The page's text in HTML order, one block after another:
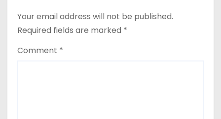
Your email address will not be published.
Required fields are marked *
Comment *